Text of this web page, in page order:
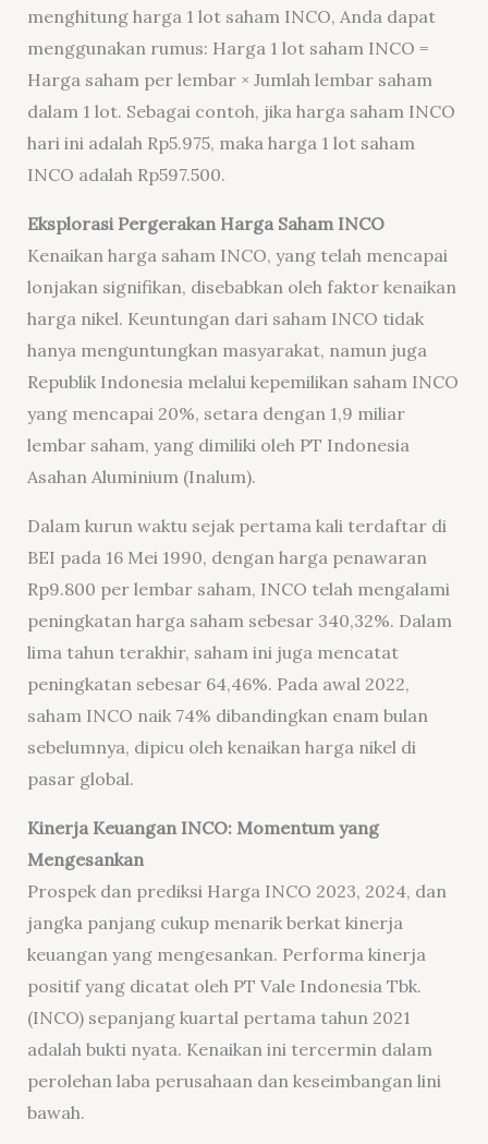
menghitung harga 1 lot saham INCO, Anda dapat
menggunakan rumus: Harga 1 lot saham INCO =
Harga saham per lembar × Jumlah lembar saham
dalam 1 lot. Sebagai contoh, jika harga saham INCO
hari ini adalah Rp5.975, maka harga 1 lot saham
INCO adalah Rp597.500.
Eksplorasi Pergerakan Harga Saham INCO
Kenaikan harga saham INCO, yang telah mencapai
lonjakan signifikan, disebabkan oleh faktor kenaikan
harga nikel. Keuntungan dari saham INCO tidak
hanya menguntungkan masyarakat, namun juga
Republik Indonesia melalui kepemilikan saham INCO
yang mencapai 20%, setara dengan 1,9 miliar
lembar saham, yang dimiliki oleh PT Indonesia
Asahan Aluminium (Inalum).
Dalam kurun waktu sejak pertama kali terdaftar di
BEI pada 16 Mei 1990, dengan harga penawaran
Rp9.800 per lembar saham, INCO telah mengalami
peningkatan harga saham sebesar 340,32%. Dalam
lima tahun terakhir, saham ini juga mencatat
peningkatan sebesar 64,46%. Pada awal 2022,
saham INCO naik 74% dibandingkan enam bulan
sebelumnya, dipicu oleh kenaikan harga nikel di
pasar global.
Kinerja Keuangan INCO: Momentum yang
Mengesankan
Prospek dan prediksi Harga INCO 2023, 2024, dan
jangka panjang cukup menarik berkat kinerja
keuangan yang mengesankan. Performa kinerja
positif yang dicatat oleh PT Vale Indonesia Tbk.
(INCO) sepanjang kuartal pertama tahun 2021
adalah bukti nyata. Kenaikan ini tercermin dalam
perolehan laba perusahaan dan keseimbangan lini
bawah.